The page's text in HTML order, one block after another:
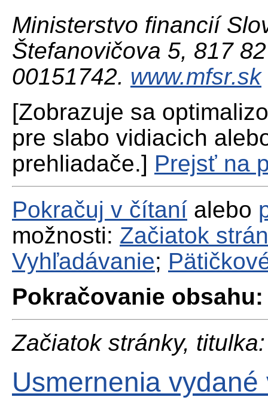
Ministerstvo financií
Štefanovičova 5, 817
00151742. www.mfsr.sk
[Zobrazuje sa
pre slabo vidiacich
prehliadače.] Prejsť na
Pokračuj v čítaní alebo
možnosti: Začiatok
Vyhľadávanie;
Pokračovanie obsahu:
Začiatok stránky, titulka:
Usmernenia